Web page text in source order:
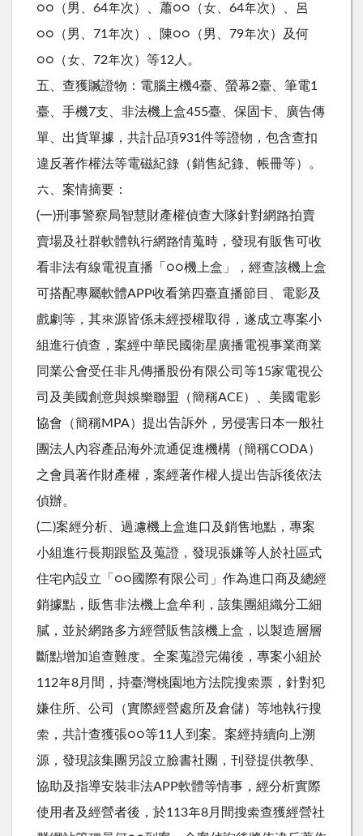
○○（男、64年次）、蕭○○（女、64年次）、呂
○○（男、71年次）、陳○○（男、79年次）及何
○○（女、72年次）等12人。
五、查獲贓證物：電腦主機4臺、螢幕2臺、筆電1
臺、手機7支、非法機上盒455臺、保固卡、廣告傳
單、出貨單據，共計品項931件等證物，包含查扣
違反著作權法等電磁紀錄（銷售紀錄、帳冊等）。
六、案情摘要：
(一)刑事警察局智慧財產權偵查大隊針對網路拍賣
賣場及社群軟體執行網路情蒐時，發現有販售可收
看非法有線電視直播「○○機上盒」，經查該機上盒
可搭配專屬軟體APP收看第四臺直播節目、電影及
戲劇等，其來源皆係未經授權取得，遂成立專案小
組進行偵查，案經中華民國衛星廣播電視事業商業
同業公會受任非凡傳播股份有限公司等15家電視公
司及美國創意與娛樂聯盟（簡稱ACE）、美國電影
協會（簡稱MPA）提出告訴外，另侵害日本一般社
團法人內容產品海外流通促進機構（簡稱CODA）
之會員著作財產權，案經著作權人提出告訴後依法
偵辦。
(二)案經分析、過濾機上盒進口及銷售地點，專案
小組進行長期跟監及蒐證，發現張嫌等人於社區式
住宅內設立「○○國際有限公司」作為進口商及總經
銷據點，販售非法機上盒牟利，該集團組織分工細
膩，並於網路多方經營販售該機上盒，以製造層層
斷點增加追查難度。全案蒐證完備後，專案小組於
112年8月間，持臺灣桃園地方法院搜索票，針對犯
嫌住所、公司（實際經營處所及倉儲）等地執行搜
索，共計查獲張○○等11人到案。案經持續向上溯
源，發現該集團另設立臉書社團，刊登提供教學、
協助及指導安裝非法APP軟體等情事，經分析實際
使用者及經營者後，於113年8月間搜索查獲經營社